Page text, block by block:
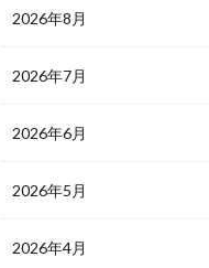
2026年8月
2026年7月
2026年6月
2026年5月
2026年4月